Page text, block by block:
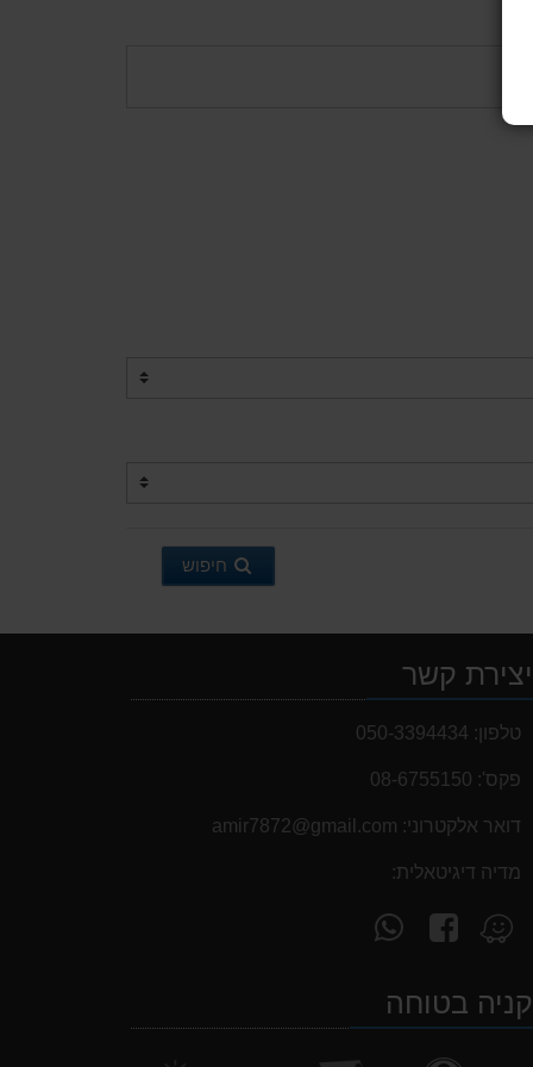
חיפוש
יצירת קשר
טלפון: 050-3394434
פקס': 08-6755150
דואר אלקטרוני: ‫amir7872@gmail.com‬
מדיה דיגיטאלית:
מצא
אותנו
Waze
עקוב
אחרינו
facebookקניה בטוחה